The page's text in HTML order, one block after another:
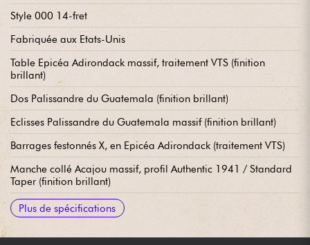
Style 000 14-fret
Fabriquée aux Etats-Unis
Table Epicéa Adirondack massif, traitement VTS (finition
brillant)
Dos Palissandre du Guatemala (finition brillant)
Eclisses Palissandre du Guatemala massif (finition brillant)
Barrages festonnés X, en Epicéa Adirondack (traitement VTS)
Manche collé Acajou massif, profil Authentic 1941 / Standard
Taper (finition brillant)
Touche Ebène massif, 20x frettes type Small (true pleked)
Diapason 24.9"
Rayon de touche / radius 16"
Largeur manche 1e frette 1.75" - 4.45 cm
Largeur manche 12e frette 2.13" - 5.41 cm
Chevalet en Ebène massif
Sillet de chevalet compensé, en os
Mécaniques Martin Gold Enclosed Gear / Butterbean knobs
Vendue avec étui Martin
Plus de spécifications